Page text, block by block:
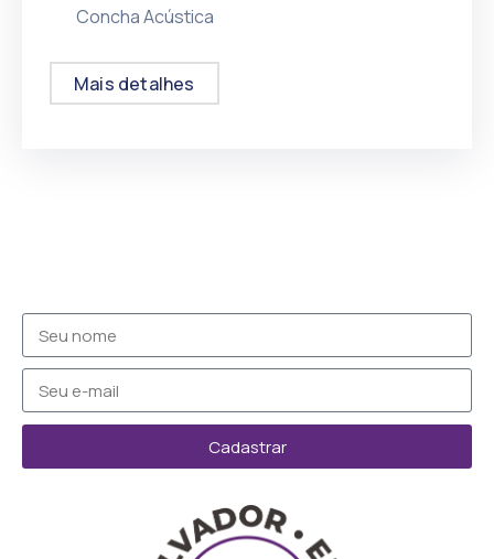
Concha Acústica
Mais detalhes
Cadastrar